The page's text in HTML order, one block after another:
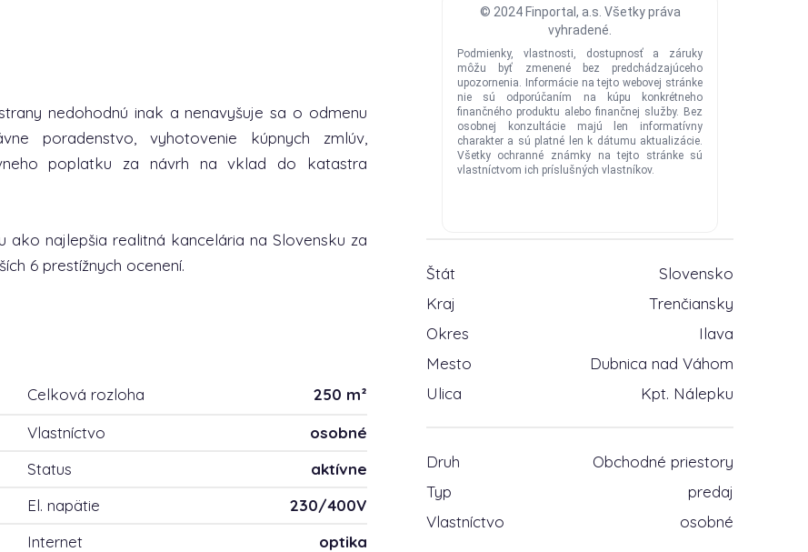
nedohodnú inak a nenavyšuje sa o odmenu
poradenstvo, vyhotovenie kúpnych zmlúv,
poplatku za návrh na vklad do katastra
ako najlepšia realitná kancelária na Slovensku za
6 prestížnych ocenení.
Celková rozloha
250 m²
Vlastníctvo
osobné
Status
aktívne
El. napätie
230/400V
Internet
optika
Štát
Slovensko
Kraj
Trenčiansky
Okres
Ilava
Mesto
Dubnica nad Váhom
Ulica
Kpt. Nálepku
Druh
Obchodné priestory
Typ
predaj
Vlastníctvo
osobné